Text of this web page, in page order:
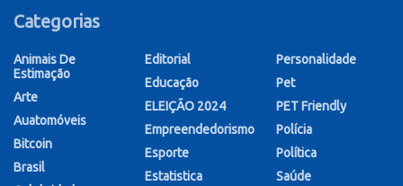
Categorias
Animais De
Estimação
Arte
Auatomóveis
Bitcoin
Brasil
Editorial
Educação
ELEIÇÃO 2024
Empreendedorismo
Esporte
Estatistica
Personalidade
Pet
PET Friendly
Polícia
Política
Saúde